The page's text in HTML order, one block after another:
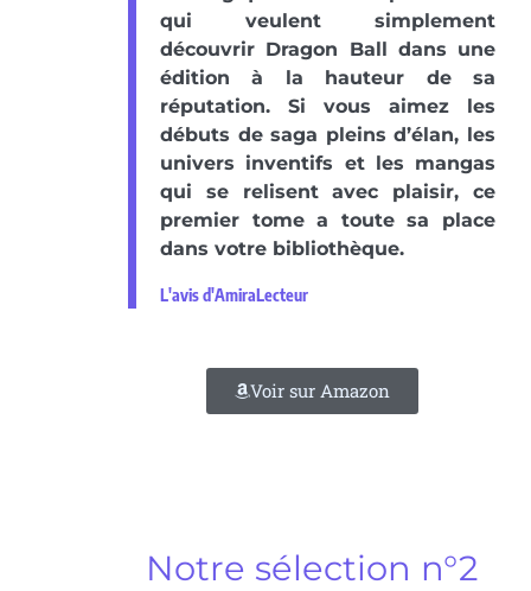
qui veulent simplement
découvrir Dragon Ball dans une
édition à la hauteur de sa
réputation. Si vous aimez les
débuts de saga pleins d’élan, les
univers inventifs et les mangas
qui se relisent avec plaisir, ce
premier tome a toute sa place
dans votre bibliothèque.
L'avis d'AmiraLecteur
Voir sur Amazon
Notre sélection n°2